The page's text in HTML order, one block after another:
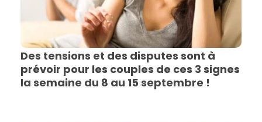
Des tensions et des disputes sont à
prévoir pour les couples de ces 3 signes
la semaine du 8 au 15 septembre !